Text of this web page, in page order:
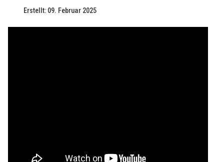
Erstellt: 09. Februar 2025